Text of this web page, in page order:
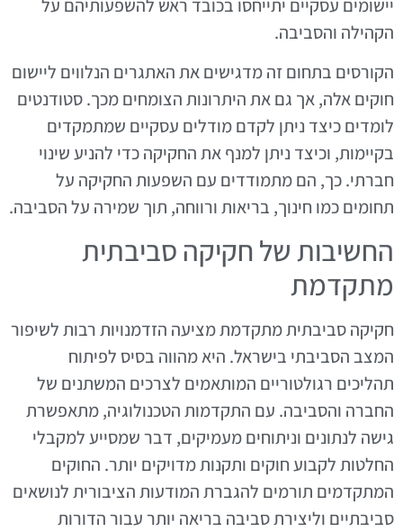
יישומים עסקיים יתייחסו בכובד ראש להשפעותיהם על
הקהילה והסביבה.
הקורסים בתחום זה מדגישים את האתגרים הנלווים ליישום
חוקים אלה, אך גם את היתרונות הצומחים מכך. סטודנטים
לומדים כיצד ניתן לקדם מודלים עסקיים שמתמקדים
בקיימות, וכיצד ניתן למנף את החקיקה כדי להניע שינוי
חברתי. כך, הם מתמודדים עם השפעות החקיקה על
תחומים כמו חינוך, בריאות ורווחה, תוך שמירה על הסביבה.
החשיבות של חקיקה סביבתית
מתקדמת
חקיקה סביבתית מתקדמת מציעה הזדמנויות רבות לשיפור
המצב הסביבתי בישראל. היא מהווה בסיס לפיתוח
תהליכים רגולטוריים המותאמים לצרכים המשתנים של
החברה והסביבה. עם התקדמות הטכנולוגיה, מתאפשרת
גישה לנתונים וניתוחים מעמיקים, דבר שמסייע למקבלי
החלטות לקבוע חוקים ותקנות מדויקים יותר. החוקים
המתקדמים תורמים להגברת המודעות הציבורית לנושאים
סביבתיים וליצירת סביבה בריאה יותר עבור הדורות